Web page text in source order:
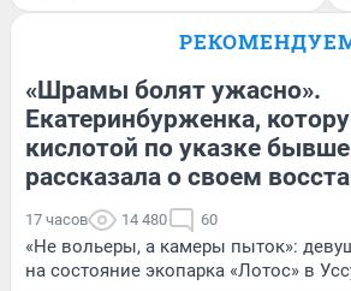
«Шрамы болят ужасно».
Екатеринбурженка,
кислотой по указке
рассказала о своем
17 часов 14 480 60
«Не вольеры, а камеры пыток»:
на состояние экопарка «Лотос» в